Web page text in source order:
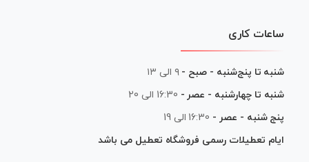
ساعات کاری
شنبه تا پنج‌شنبه - صبح - ۹ الی ۱۳
شنبه تا چهارشنبه - عصر - 16:30 الی 20
پنج شنبه - عصر - 16:30 الی 19
ایام تعطیلات رسمی فروشگاه تعطیل می باشد